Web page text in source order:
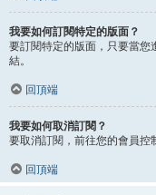
我要如何訂閱特定的版面？
要訂閱特定的版面，只要當您
結。
回頂端
我要如何取消訂閱？
要取消訂閱，前往您的會員控
回頂端